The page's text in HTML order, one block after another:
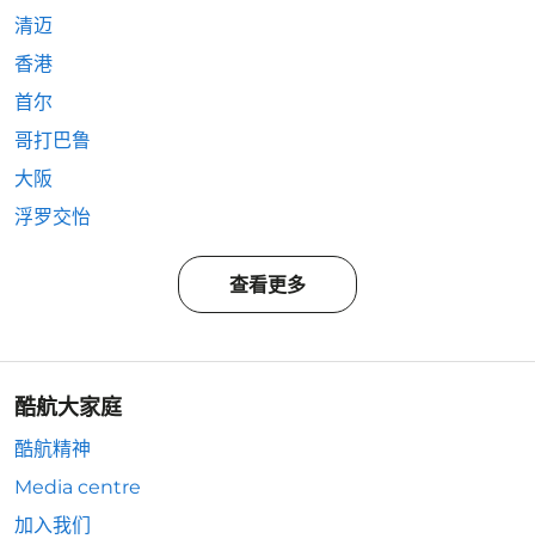
清迈
香港
首尔
哥打巴鲁
大阪
浮罗交怡
查看更多
酷航大家庭
酷航精神
Media centre
加入我们